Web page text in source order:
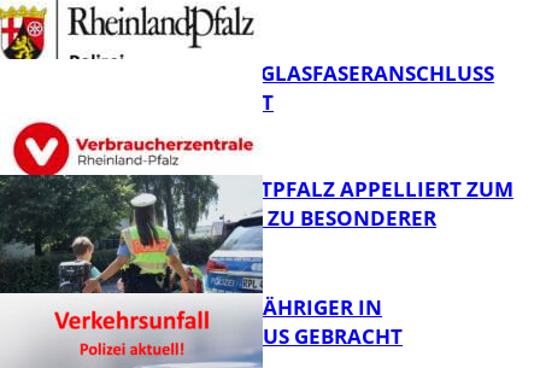
FB News
Polizei
FB News
WARUM EIN GLASFASERANSCHLUSS
SINNVOLL IST
POLIZEI WESTPFALZ APPELLIERT ZUM
SCHULSTART ZU BESONDERER
VORSICHT
UNFALL: 58-JÄHRIGER IN
KRANKENHAUS GEBRACHT